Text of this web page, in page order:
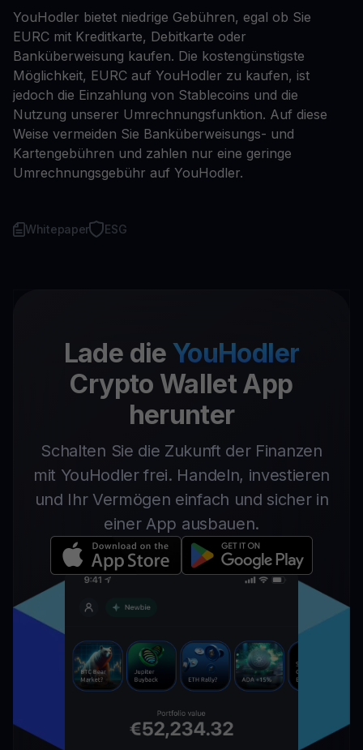
YouHodler bietet niedrige Gebühren, egal ob Sie
EURC mit Kreditkarte, Debitkarte oder
Banküberweisung kaufen. Die kostengünstigste
Möglichkeit, EURC auf YouHodler zu kaufen, ist
jedoch die Einzahlung von Stablecoins und die
Nutzung unserer Umrechnungsfunktion. Auf diese
Weise vermeiden Sie Banküberweisungs- und
Kartengebühren und zahlen nur eine geringe
Umrechnungsgebühr auf YouHodler.
Whitepaper ESG
Lade die YouHodler
Crypto Wallet App
herunter
Schalten Sie die Zukunft der Finanzen
mit YouHodler frei. Handeln, investieren
und Ihr Vermögen einfach und sicher in
einer App ausbauen.